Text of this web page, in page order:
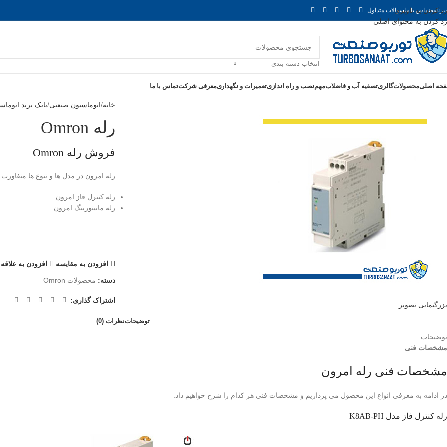
رد کردن به ناوبری
رد کردن به محتوای اصلی
تماس با ماسوالات متداول
انتخاب دسته بندی
اصلیمحصولاتگالریتصفیه آب و فاضلابمهمنصب و راه اندازیتعمیرات و نگهداریمعرفی شرکتتماس با ما
بزرگنمایی تصویر
خانه اتوماسیون صنعتی بانک برند
رله Omron
فروش رله Omron
رله امرون در مدل ها و تنوع ها
رله کنترل فاز امرون
رله مانیتورینگ امرون
افزودن به مقایسه افزودن به
دسته: محصولات Omron
اشتراک گذاری:
توضیحاتنظرات (0)
توضیحات
مشخصات فنی
مشخصات فنی رله امرون
در ادامه به معرفی انواع این محصول می پردازیم و مشخصات فنی هر کدام را شرح خواهیم داد.
رله کنترل فاز مدل K8AB-PH